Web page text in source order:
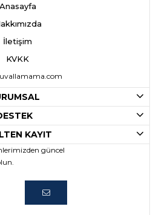
Anasayfa
İletişim
KVKK
KAYIT
güncel